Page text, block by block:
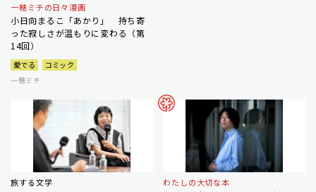
一穂ミチの日々漫画
小日向まるこ「あかり」 持ち寄
った寂しさが温もりに変わる（第
14回）
愛でる
コミック
一穂ミチ
旅する文学 わたしの大切な本